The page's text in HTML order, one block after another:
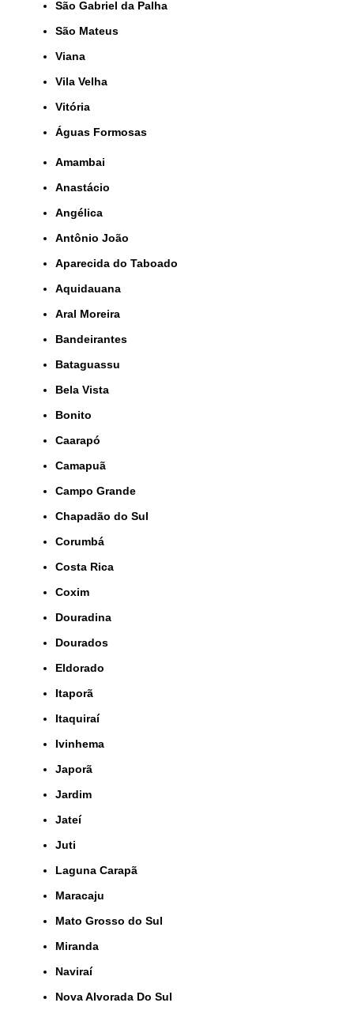
São Gabriel da Palha
São Mateus
Viana
Vila Velha
Vitória
Águas Formosas
Amambai
Anastácio
Angélica
Antônio João
Aparecida do Taboado
Aquidauana
Aral Moreira
Bandeirantes
Bataguassu
Bela Vista
Bonito
Caarapó
Camapuã
Campo Grande
Chapadão do Sul
Corumbá
Costa Rica
Coxim
Douradina
Dourados
Eldorado
Itaporã
Itaquiraí
Ivinhema
Japorã
Jardim
Jateí
Juti
Laguna Carapã
Maracaju
Mato Grosso do Sul
Miranda
Naviraí
Nova Alvorada Do Sul